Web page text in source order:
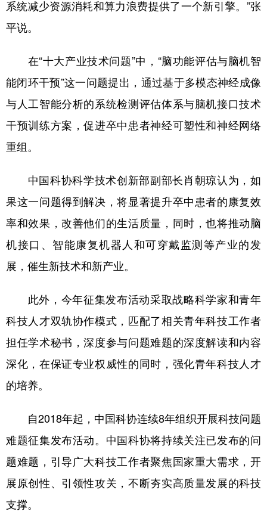
系统减少资源消耗和算力浪费提供了一个新引擎。”张
平说。
在“十大产业技术问题”中，“脑功能评估与脑机智
能闭环干预”这一问题提出，通过基于多模态神经成像
与人工智能分析的系统检测评估体系与脑机接口技术
干预训练方案，促进卒中患者神经可塑性和神经网络
重组。
中国科协科学技术创新部副部长肖朝琼认为，如
果这一问题得到解决，将显著提升卒中患者的康复效
率和效果，改善他们的生活质量，同时，也将推动脑
机接口、智能康复机器人和可穿戴监测等产业的发
展，催生新技术和新产业。
此外，今年征集发布活动采取战略科学家和青年
科技人才双轨协作模式，匹配了相关青年科技工作者
担任学术秘书，深度参与问题难题的深度解读和内容
深化，在保证专业权威性的同时，强化青年科技人才
的培养。
自2018年起，中国科协连续8年组织开展科技问题
难题征集发布活动。中国科协将持续关注已发布的问
题难题，引导广大科技工作者聚焦国家重大需求，开
展原创性、引领性攻关，不断夯实高质量发展的科技
支撑。